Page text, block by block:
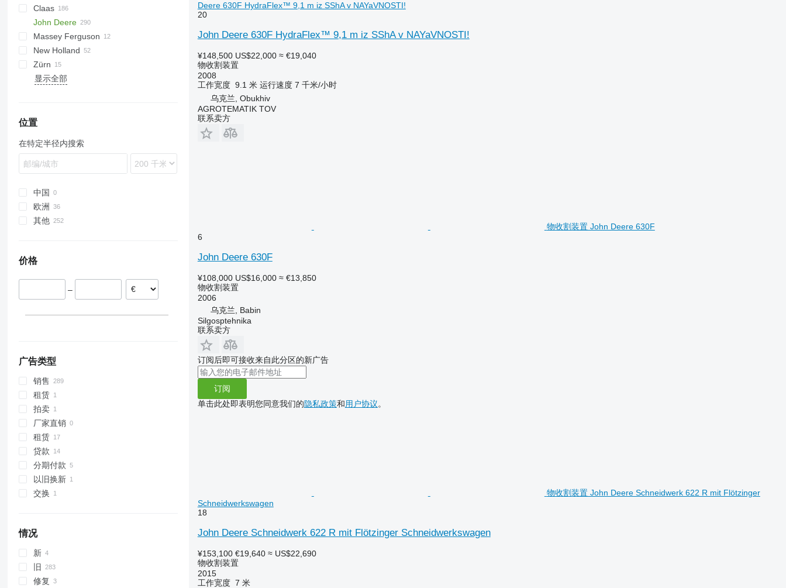
1020
1030
2020
TerraFlex
F-series
Claas
C-series
Cerio
Conspeed
Convio Flex
Corio
PU
Vario
HORIZON
John Deere
622R
625R
630F
630R
635X
920
930
F-series
F625
F630
M-series
Big X
EasyCollect
XDisc
Massey Ferguson
New Holland
TX
Corn Champion
Zürn
Profi Cut
显示全部
位置
在特定半径内搜索
中国
欧洲
德国
丹麦
其他
价格
–
广告类型
销售
租赁
拍卖
厂家直销
租赁
贷款
分期付款
以旧换新
交换
情况
新
旧
修复
Deere 630F HydraFlex™ 9,1 m iz SShA v NAYaVNOSTI!
20
John Deere 630F HydraFlex™ 9,1 m iz SShA v NAYaVNOSTI!
¥148,500 US$22,000 ≈ €19,040
物收割装置
2008
工作宽度 9.1 米 运行速度 7 千米/小时
乌克兰, Obukhiv
AGROTEMATIK TOV
联系卖方
物收割装置 John Deere 630F
6
John Deere 630F
¥108,000 US$16,000 ≈ €13,850
物收割装置
2006
乌克兰, Babin
Silgosptehnika
联系卖方
订阅后即可接收来自此分区的新广告
订阅
单击此处即表明您同意我们的隐私政策和用户协议。
物收割装置 John Deere Schneidwerk 622 R mit Flötzinger
Schneidwerkswagen
18
John Deere Schneidwerk 622 R mit Flötzinger Schneidwerkswagen
¥153,100 €19,640 ≈ US$22,690
物收割装置
2015
工作宽度 7 米